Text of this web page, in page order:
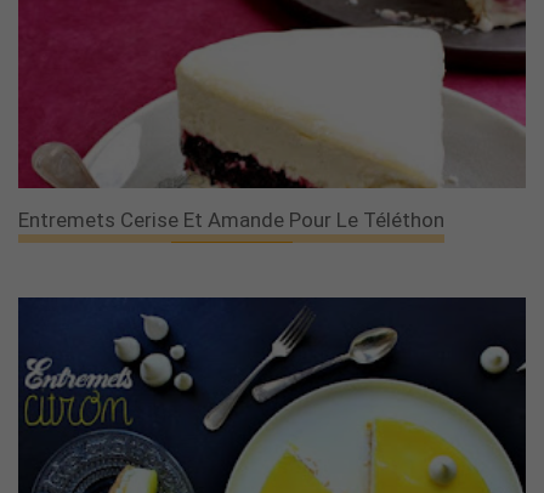
Entremets Cerise Et Amande Pour Le Téléthon